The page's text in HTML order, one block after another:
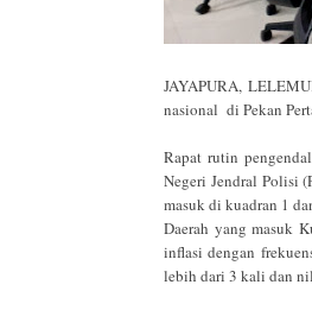
JAYAPURA,
nasional di Pekan
Rapat rutin
Negeri Jendral Polisi
masuk di kuadran 1
Daerah yang masuk
inflasi dengan
lebih dari 3 kali dan